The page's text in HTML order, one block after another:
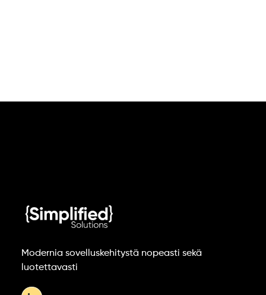
Modernia sovelluskehitystä nopeasti sekä
luotettavasti